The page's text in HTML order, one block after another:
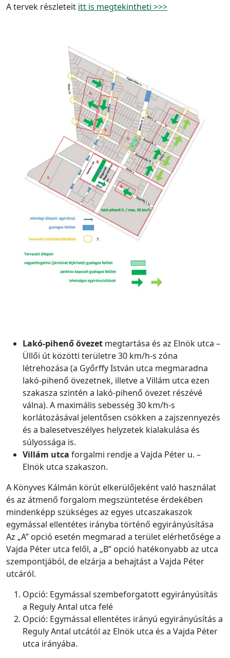
A tervek részleteit itt is megtekintheti >>>
Lakó-pihenő övezet megtartása és az Elnök utca –
Üllői út közötti területre 30 km/h-s zóna
létrehozása (a Győrffy István utca megmaradna
lakó-pihenő övezetnek, illetve a Villám utca ezen
szakasza szintén a lakó-pihenő övezet részévé
válna). A maximális sebesség 30 km/h-s
korlátozásával jelentősen csökken a zajszennyezés
és a balesetveszélyes helyzetek kialakulása és
súlyossága is.
Villám utca forgalmi rendje a Vajda Péter u. –
Elnök utca szakaszon.
A Könyves Kálmán körút elkerülőjeként való használat
és az átmenő forgalom megszüntetése érdekében
mindenképp szükséges az egyes utcaszakaszok
egymással ellentétes irányba történő egyirányúsítása
Az „A” opció esetén megmarad a terület elérhetősége a
Vajda Péter utca felől, a „B” opció hatékonyabb az utca
szempontjából, de elzárja a behajtást a Vajda Péter
utcáról.
Opció: Egymással szembeforgatott egyirányúsítás
a Reguly Antal utca felé
Opció: Egymással ellentétes irányú egyirányúsítás a
Reguly Antal utcától az Elnök utca és a Vajda Péter
utca irányába.